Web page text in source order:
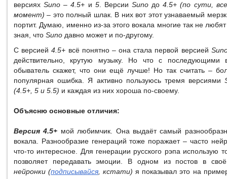
версияхSuno – 4.5+ и 5. Версии Sunoдо4.5+ (по сути,
момент) – это полный шлак. В них вот этот узнаваемый
портит. Думаю, именно из-за этого вокала многие так не
зная, что Suno давно может и по-другому.
С версией4.5+ всё понятно – она стала первой версией
действительно, крутую музыку. Но что с последующими
обыватель скажет, что они ещё лучше! Но так считать –
популярная ошибка. Я активно пользуюсь тремя версиями
(4.5+, 5 и 5.5) и каждая из них хороша по-своему.
Объясню основные отличия:
Версия 4.5+ мой любимчик. Она выдаёт самый
вокала. Разнообразие генераций тоже поражает – часто
что-то интересное. Для генерации русского рэпа использую
позволяет передавать эмоции. В одном из постов в
нейронки (подписывайся, кстати) я показывал это на